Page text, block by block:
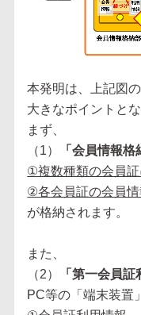
本発明は、上記図の
大きなポイントとな
まず、
（1）
「会員情報格
①複数種類の会員証
②各会員証の会員情
が格納されます。
また、
（2）
「第一会員証
PC等の「端末装置